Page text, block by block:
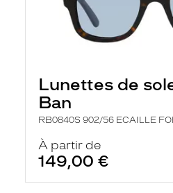
Lunettes de
Ban
RB0840S 902/56 ECAILLE
À partir de
149,00 €